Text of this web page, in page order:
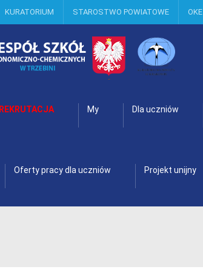
KURATORIUM STAROSTWO POWIATOWE OKE
REKRUTACJA My Dla uczniów
Oferty pracy dla uczniów Projekt unijny